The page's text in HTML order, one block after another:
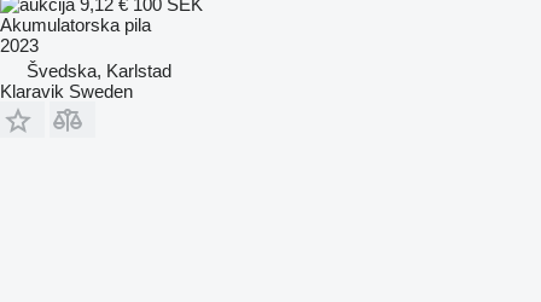
9,12 € 100 SEK
Akumulatorska pila
2023
Švedska, Karlstad
Klaravik Sweden